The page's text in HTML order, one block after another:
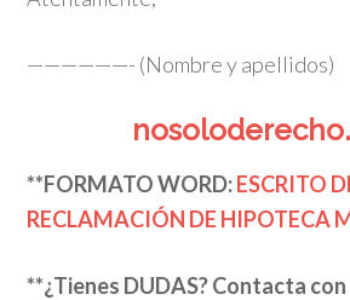
——————- (Nombre y apellidos)
**FORMATO WORD:ESCRITO
RECLAMACIÓN DE HIPOTECA
**¿Tienes DUDAS? Contacta con